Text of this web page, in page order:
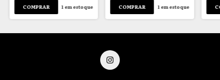
1 em estoque 1 em estoque